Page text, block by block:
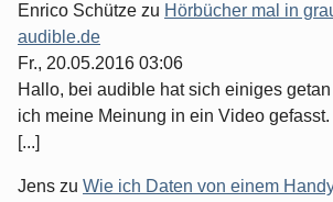
Enrico Schütze zu Hörbücher mal in
audible.de
Fr., 20.05.2016 03:06
Hallo, bei audible hat sich einiges
ich meine Meinung in ein Video
[...]
Jens zu Wie ich Daten von einem